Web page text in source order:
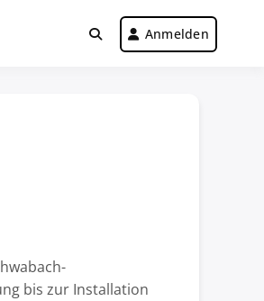
Anmelden
bis zur Installation